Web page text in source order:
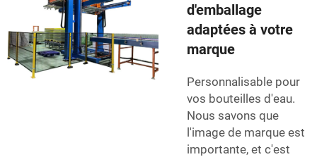
d'emballage
adaptées à votre
marque
Personnalisable pour
vos bouteilles d'eau.
Nous savons que
l'image de marque est
importante, et c'est